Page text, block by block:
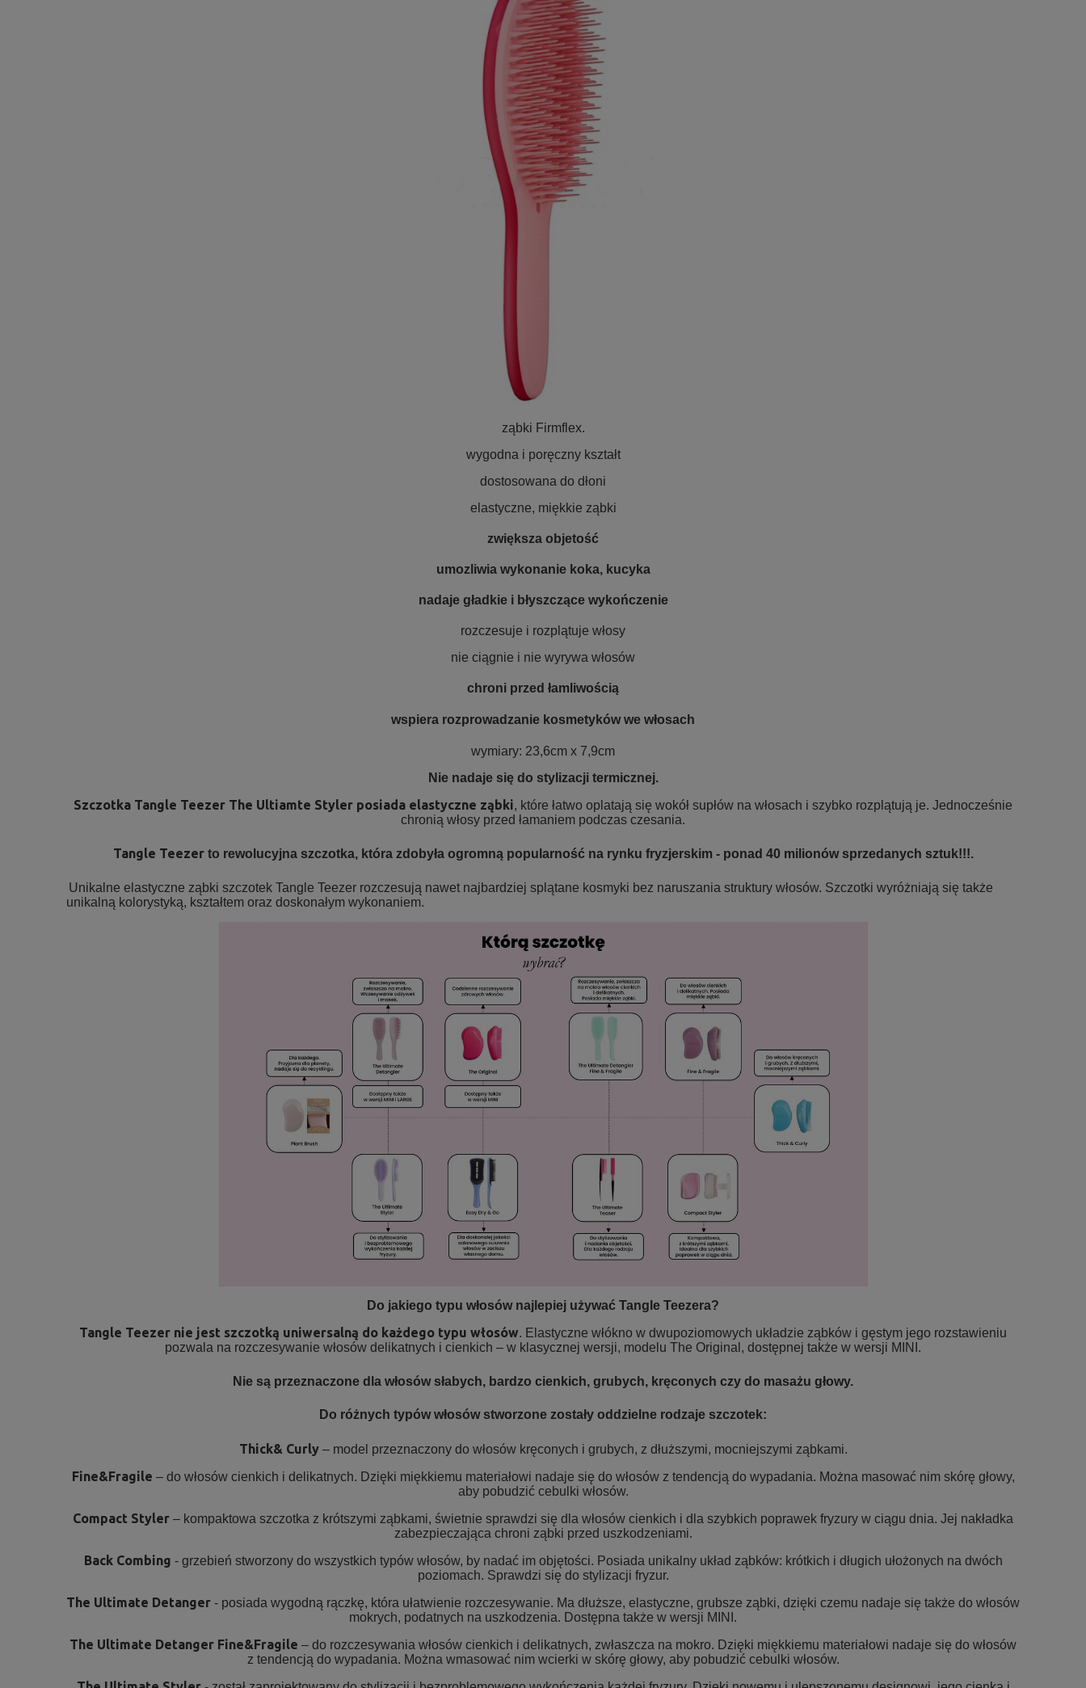
ząbki Firmflex.
wygodna i poręczny kształt
dostosowana do dłoni
elastyczne, miękkie ząbki
zwiększa objetość
umozliwia wykonanie koka, kucyka
nadaje gładkie i błyszczące wykończenie
rozczesuje i rozplątuje włosy
nie ciągnie i nie wyrywa włosów
chroni przed łamliwością
wspiera rozprowadzanie kosmetyków we włosach
wymiary: 23,6cm x 7,9cm
Nie nadaje się do stylizacji termicznej.
Szczotka Tangle Teezer The Ultiamte Styler posiada elastyczne ząbki, które łatwo oplatają się wokół supłów na włosach i szybko rozplątują je. Jednocześnie
chronią włosy przed łamaniem podczas czesania.
Tangle Teezerto rewolucyjna szczotka, która zdobyła ogromną popularność na rynku fryzjerskim - ponad 40 milionów sprzedanych sztuk!!!.
Unikalne elastyczne ząbki szczotek Tangle Teezer rozczesują nawet najbardziej splątane kosmyki bez naruszania struktury włosów. Szczotki wyróżniają się także
unikalną kolorystyką, kształtem oraz doskonałym wykonaniem.
Do jakiego typu włosów najlepiej używać Tangle Teezera?
Tangle Teezer nie jest szczotką uniwersalną do każdego typu włosów. Elastyczne włókno w dwupoziomowych układzie ząbków i gęstym jego rozstawieniu
pozwala na rozczesywanie włosów delikatnych i cienkich – w klasycznej wersji, modelu The Original, dostępnej także w wersji MINI.
Nie są przeznaczone dla włosów słabych, bardzo cienkich, grubych, kręconych czy do masażu głowy.
Do różnych typów włosów stworzone zostały oddzielne rodzaje szczotek:
Thick& Curly– model przeznaczony do włosów kręconych i grubych, z dłuższymi, mocniejszymi ząbkami.
Fine&Fragile – do włosów cienkich i delikatnych. Dzięki miękkiemu materiałowi nadaje się do włosów z tendencją do wypadania. Można masować nim skórę głowy,
aby pobudzić cebulki włosów.
Compact Styler – kompaktowa szczotka z krótszymi ząbkami, świetnie sprawdzi się dla włosów cienkich i dla szybkich poprawek fryzury w ciągu dnia. Jej nakładka
zabezpieczająca chroni ząbki przed uszkodzeniami.
Back Combing - grzebień stworzony do wszystkich typów włosów, by nadać im objętości. Posiada unikalny układ ząbków: krótkich i długich ułożonych na dwóch
poziomach. Sprawdzi się do stylizacji fryzur.
The Ultimate Detanger - posiada wygodną rączkę, która ułatwienie rozczesywanie. Ma dłuższe, elastyczne, grubsze ząbki, dzięki czemu nadaje się także do włosów
mokrych, podatnych na uszkodzenia. Dostępna także w wersji MINI.
The Ultimate Detanger Fine&Fragile – do rozczesywania włosów cienkich i delikatnych, zwłaszcza na mokro. Dzięki miękkiemu materiałowi nadaje się do włosów
z tendencją do wypadania. Można wmasować nim wcierki w skórę głowy, aby pobudzić cebulki włosów.